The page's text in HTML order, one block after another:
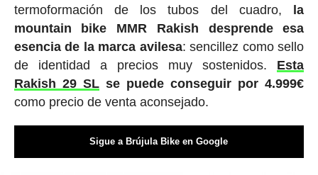
termoformación de los tubos del cuadro,
la
mountain bike MMR Rakish desprende esa
esencia de la marca avilesa: sencillez como sello
de identidad a precios muy sostenidos. Esta
Rakish 29 SLse puede conseguir por 4.999€
como precio de venta aconsejado.
Sigue a Brújula Bike en Google